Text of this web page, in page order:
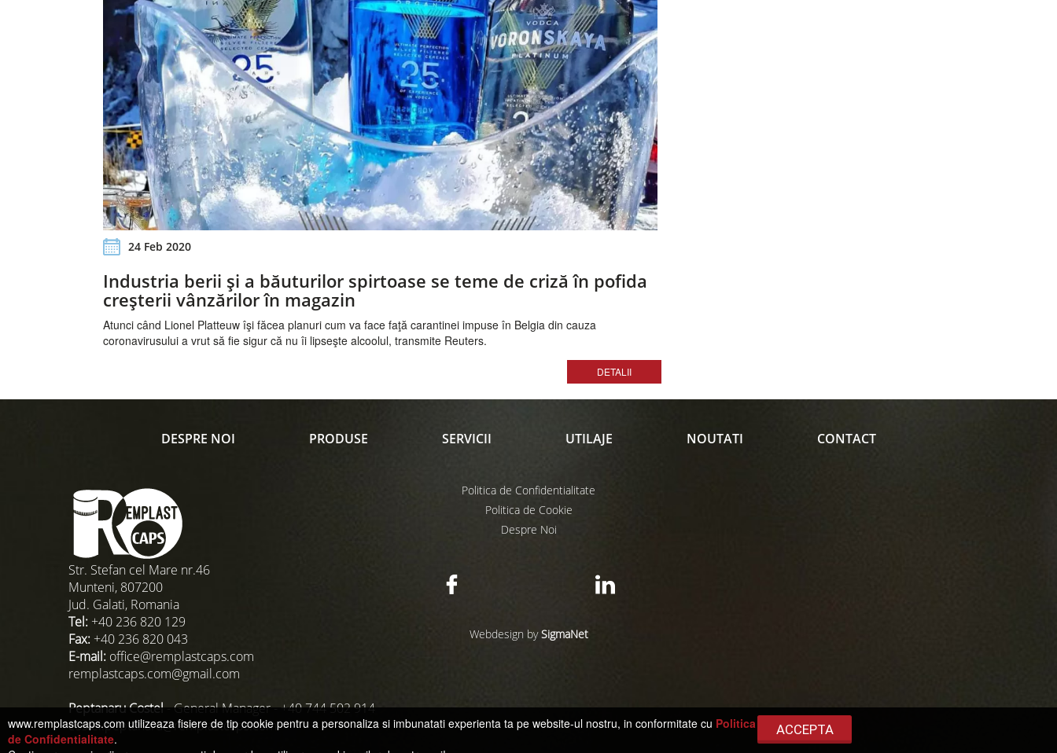
24 Feb 2020
Industria berii şi a băuturilor spirtoase se teme de criză în pofida
creşterii vânzărilor în magazin
Atunci când Lionel Platteuw îşi făcea planuri cum va face faţă carantinei impuse în Belgia din cauza
coronavirusului a vrut să fie sigur că nu îi lipseşte alcoolul, transmite Reuters.
DETALII
DESPRE NOI PRODUSE SERVICII UTILAJE NOUTATI CONTACT
Str. Stefan cel Mare nr.46
Munteni, 807200
Jud. Galati, Romania
Tel: +40 236 820 129
Fax: +40 236 820 043
E-mail: office@remplastcaps.com
remplastcaps.com@gmail.com
Peptanaru Costel- General Manager -+40 744 502 914
costel.peptanaru@remplastcaps.com
Politica de Confidentialitate
Politica de Cookie
Despre Noi
Webdesign bySigmaNet
www.remplastcaps.com utilizeaza fisiere de tip cookie pentru a personaliza si imbunatati experienta ta pe website-ul nostru, in conformitate cu Politica
de Confidentialitate.
ACCEPTA